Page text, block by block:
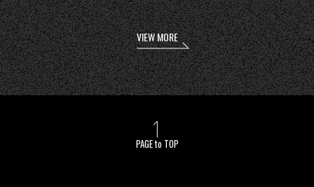
VIEW MORE
PAGE to TOP